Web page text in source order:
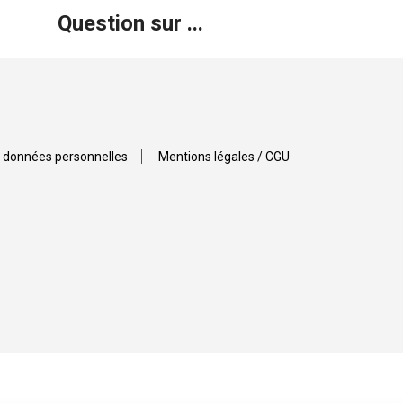
Question sur ...
données personnelles Mentions légales / CGU